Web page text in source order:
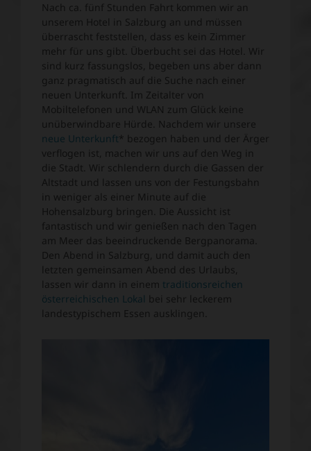
Nach ca. fünf Stunden Fahrt kommen wir an
unserem Hotel in Salzburg an und müssen
überrascht feststellen, dass es kein Zimmer
mehr für uns gibt. Überbucht sei das Hotel. Wir
sind kurz fassungslos, begeben uns aber dann
ganz pragmatisch auf die Suche nach einer
neuen Unterkunft. Im Zeitalter von
Mobiltelefonen und WLAN zum Glück keine
unüberwindbare Hürde. Nachdem wir unsere
neue Unterkunft* bezogen haben und der Ärger
verflogen ist, machen wir uns auf den Weg in
die Stadt. Wir schlendern durch die Gassen der
Altstadt und lassen uns von der Festungsbahn
in weniger als einer Minute auf die
Hohensalzburg bringen. Die Aussicht ist
fantastisch und wir genießen nach den Tagen
am Meer das beeindruckende Bergpanorama.
Den Abend in Salzburg, und damit auch den
letzten gemeinsamen Abend des Urlaubs,
lassen wir dann in einem traditionsreichen
österreichischen Lokal bei sehr leckerem
landestypischem Essen ausklingen.